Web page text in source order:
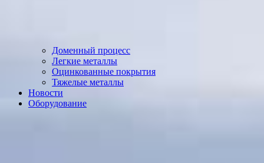
Доменный процесс
Легкие металлы
Оцинкованные покрытия
Тяжелые металлы
Новости
Оборудование